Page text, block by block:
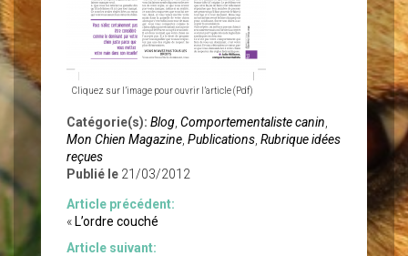
Cliquez sur l’image pour ouvrir l’article (Pdf)
Catégorie(s): Blog Comportementaliste canin
Mon Chien Magazine Publications Rubrique idées
reçues
Publié le 21/03/2012
Article précédent:
« L’ordre couché
Article suivant: